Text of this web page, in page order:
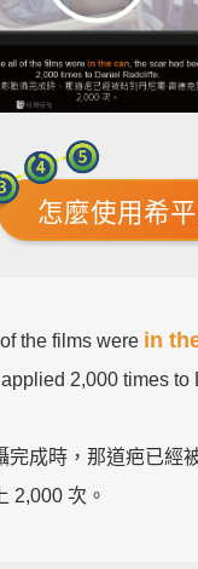
怎麼使用希
the films were in
2,000 times to
完成時，那道疤已經
2,000 次。